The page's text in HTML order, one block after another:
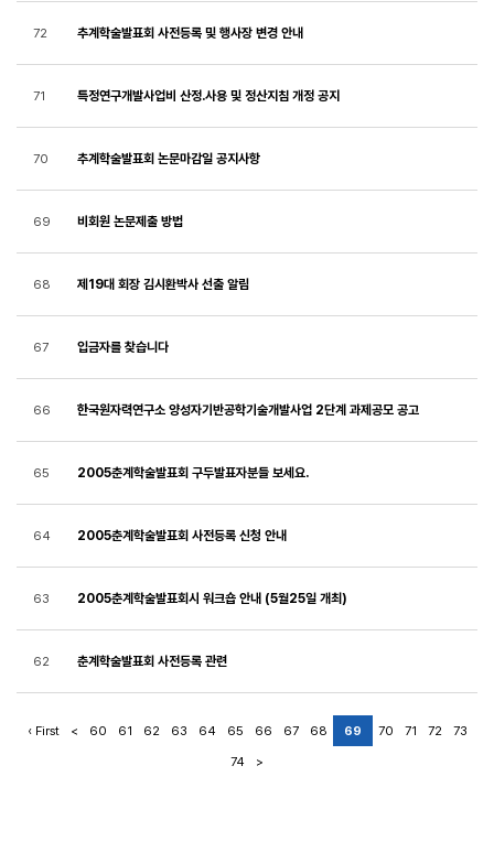
72 추계학술발표회 사전등록 및 행사장 변경 안내
71 특정연구개발사업비 산정.사용 및 정산지침 개정 공지
70 추계학술발표회 논문마감일 공지사항
69 비회원 논문제출 방법
68 제19대 회장 김시환박사 선출 알림
67 입금자를 찾습니다
66 한국원자력연구소 양성자기반공학기술개발사업 2단계 과제공모 공고
65 2005춘계학술발표회 구두발표자분들 보세요.
64 2005춘계학술발표회 사전등록 신청 안내
63 2005춘계학술발표회시 워크숍 안내 (5월25일 개최)
62 춘계학술발표회 사전등록 관련
‹ First < 60 61 62 63 64 65 66 67 68 69 70 71 72
73
74
>